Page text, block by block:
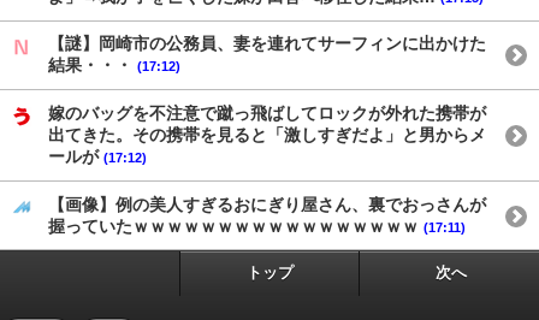
【謎】岡崎市の公務員、妻を連れてサーフィンに出かけた
結果・・・
(17:12)
嫁のバッグを不注意で蹴っ飛ばしてロックが外れた携帯が
出てきた。その携帯を見ると「激しすぎだよ」と男からメ
ールが (17:12)
【画像】例の美人すぎるおにぎり屋さん、裏でおっさんが
握っていたｗｗｗｗｗｗｗｗｗｗｗｗｗｗｗｗｗ (17:11)
トップ 次へ